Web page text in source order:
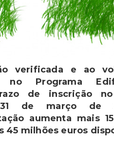
verificada e ao
no Programa
de inscrição
31 de março de
aumenta mais
45 milhões euros